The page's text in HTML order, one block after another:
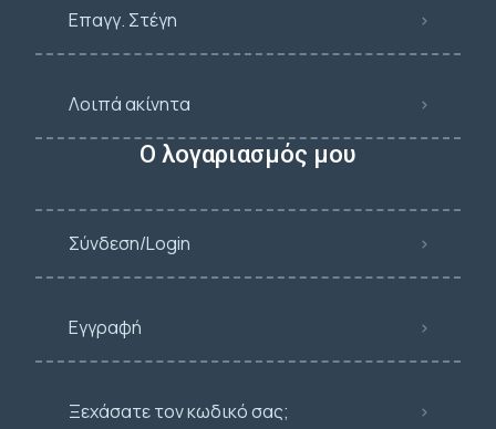
Επαγγ. Στέγη
Λοιπά ακίνητα
Ο λογαριασμός μου
Σύνδεση/Login
Εγγραφή
Ξεχάσατε τον κωδικό σας;